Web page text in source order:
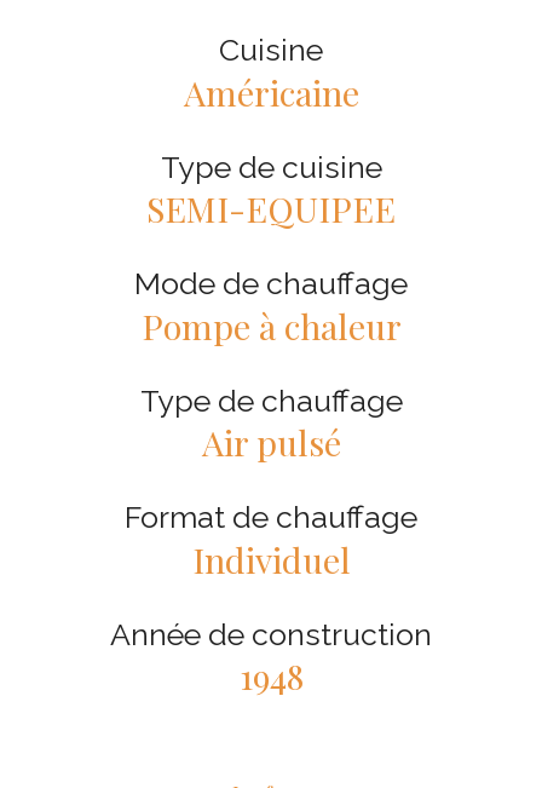
Cuisine
Américaine
Type de cuisine
SEMI-EQUIPEE
Mode de chauffage
Pompe à chaleur
Type de chauffage
Air pulsé
Format de chauffage
Individuel
Année de construction
1948